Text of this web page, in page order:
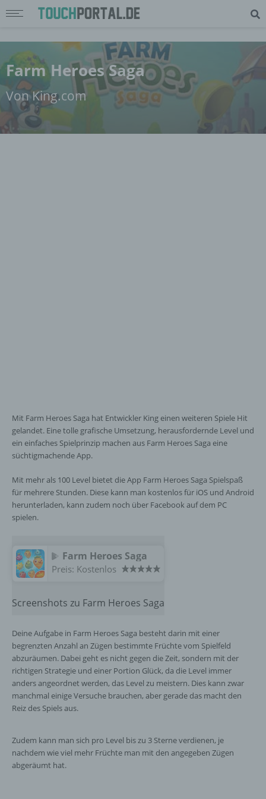
Farm Heroes Saga
Von King.com
Mit Farm Heroes Saga hat Entwickler King einen weiteren Spiele Hit
gelandet. Eine tolle grafische Umsetzung, herausfordernde Level und
ein einfaches Spielprinzip machen aus Farm Heroes Saga eine
süchtigmachende App.
Mit mehr als 100 Level bietet die App Farm Heroes Saga Spielspaß
für mehrere Stunden. Diese kann man kostenlos für iOS und Android
herunterladen, kann zudem noch über Facebook auf dem PC
spielen.
Farm Heroes Saga
Preis: Kostenlos
Screenshots zu Farm Heroes Saga
Deine Aufgabe in Farm Heroes Saga besteht darin mit einer
begrenzten Anzahl an Zügen bestimmte Früchte vom Spielfeld
abzuräumen. Dabei geht es nicht gegen die Zeit, sondern mit der
richtigen Strategie und einer Portion Glück, da die Level immer
anders angeordnet werden, das Level zu meistern. Dies kann zwar
manchmal einige Versuche brauchen, aber gerade das macht den
Reiz des Spiels aus.
Zudem kann man sich pro Level bis zu 3 Sterne verdienen, je
nachdem wie viel mehr Früchte man mit den angegeben Zügen
abgeräumt hat.